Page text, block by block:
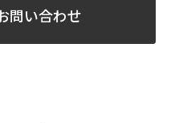
問い合わせ